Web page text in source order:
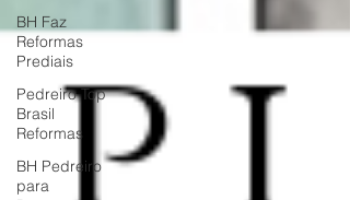
BH Faz
Reformas
Prediais
Pedreiro Top
Brasil
Reformas
BH Pedreiro
para